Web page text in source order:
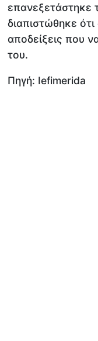
επανεξετάστηκε
διαπιστώθηκε
αποδείξεις που
του.
Πηγή: Iefimerida